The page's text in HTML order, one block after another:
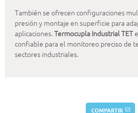
También se ofrecen configuraciones
presión y montaje en superficie para
aplicaciones.Termocupla Industrial TET
confiable para el monitoreo preciso de
sectores industriales.
COMPARTIR